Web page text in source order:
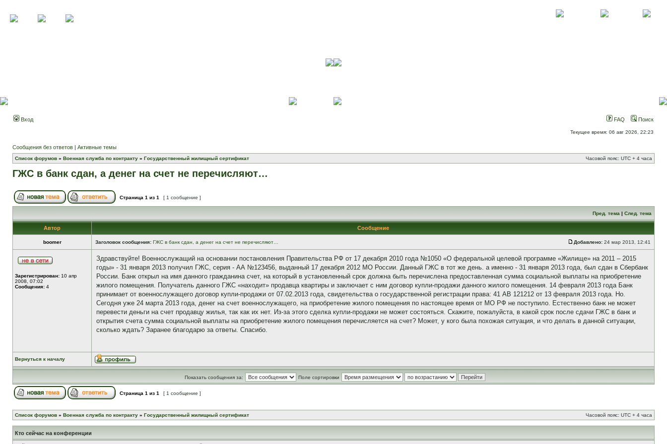
Вход FAQ Поиск
Текущее время: 06 авг 2026, 22:23
Сообщения без ответов | Активные темы
Список форумов » Военная служба по контракту » Государственный жилищный сертификат Часовой пояс: UTC + 4 часа
ГЖС в банк сдан, а денег на счет не перечисляют…
Страница 1 из 1 [ 1 сообщение ]
Пред. тема | След. тема
Автор Сообщение
boomer Заголовок сообщения: ГЖС в банк сдан, а денег на счет не перечисляют… Добавлено: 24 мар 2013, 12:41
Зарегистрирован: 10 апр
2008, 07:02
Сообщения: 4
Здравствуйте! Военнослужащий на основании постановления Правительства РФ от 17 декабря 2010 года №1050 «О федеральной целевой программе «Жилище» на 2011 – 2015
годы» - 31 января 2013 получил ГЖС, серия - АА №123456, выданный 17 декабря 2012 МО России. Данный ГЖС в тот же день. а именно - 31 января 2013 года, был сдан в Сбербанк
России. Банк открыл на имя данного гражданина счет, на который в установленный срок должна быть перечислена предоставленная сумма социальной выплаты на приобретение
жилого помещения. Получатель данного ГЖС «находит» продавца квартиры и заключает с ним договор купли-продажи данного жилого помещения. 14 февраля 2013 года Банк
принимает от военнослужащего договор купли-продажи от 07.02.2013 года, свидетельства о государственной регистрации права: 41 АВ 121212 от 13 февраля 2013 года. Но.
Сегодня уже 24 марта 2013 года, денег на счет военнослужащего, на приобретение жилого помещения по настоящее время от МО РФ не поступило. Естественно банк не может
перевести деньги на счет продавцу жилья, так как их нет. Из-за этого сделка купли-продажи не может состояться. Скажите, пожалуйста, в какой срок после сдачи ГЖС в банк и
открытия счета сумма социальной выплаты на приобретение жилого помещения перечисляется на счет? Может, у кого была похожая ситуация, и что делать в данной ситуации,
сколько ждать? Заранее благодарю за ответы. Спасибо.
Вернуться к началу
Показать сообщения за: Поле сортировки
Страница 1 из 1 [ 1 сообщение ]
Список форумов » Военная служба по контракту » Государственный жилищный сертификат Часовой пояс: UTC + 4 часа
Кто сейчас на конференции